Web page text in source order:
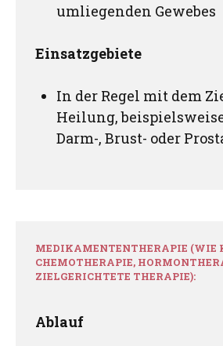
umliegenden Gewebes
Einsatzgebiete
In der Regel mit dem
Heilung,
Darm-, Brust- oder
MEDIKAMENTENTHERAPIE (WIE
CHEMOTHERAPIE,
ZIELGERICHTETE THERAPIE):
Ablauf